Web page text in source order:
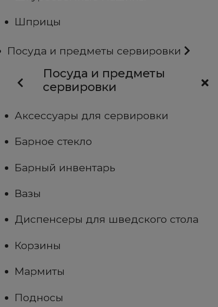
Шприцы
Посуда и предметы сервировки
Посуда и предметы
сервировки
Аксессуары для сервировки
Барное стекло
Барный инвентарь
Вазы
Диспенсеры для шведского стола
Корзины
Мармиты
Подносы